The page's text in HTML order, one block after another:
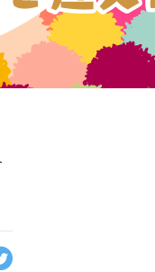
Twitter